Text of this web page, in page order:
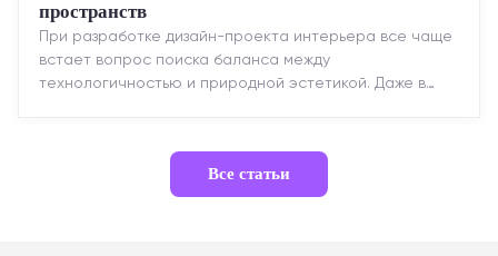
пространств
При разработке дизайн-проекта интерьера все чаще
встает вопрос поиска баланса между
технологичностью и природной эстетикой. Даже в
Все статьи